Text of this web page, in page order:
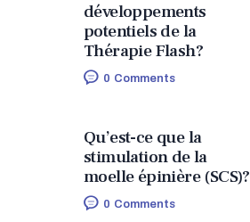
développements
potentiels de la
Thérapie Flash?
0 Comments
Qu’est-ce que la
stimulation de la
moelle épinière (SCS)?
0 Comments